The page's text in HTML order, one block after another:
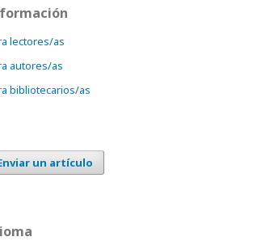
lectores/as
autores/as
bibliotecarios/as
un artículo